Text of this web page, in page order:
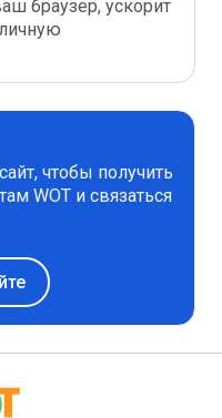
браузер, ускорит
чтобы получить
WOT и связаться